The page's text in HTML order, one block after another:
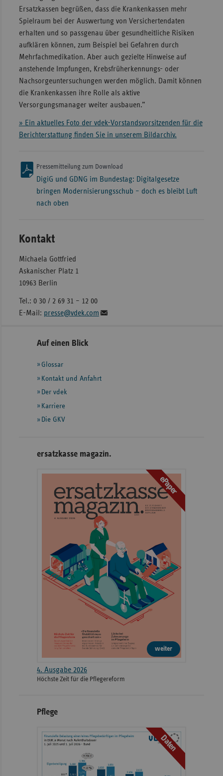
Ersatzkassen begrüßen, dass die Krankenkassen mehr
Spielraum bei der Auswertung von Versichertendaten
erhalten und so passgenau über gesundheitliche Risiken
aufklären können, zum Beispiel bei Gefahren durch
Mehrfachmedikation. Aber auch gezielte Hinweise auf
anstehende Impfungen, Krebsfrüherkennungs- oder
Nachsorgeuntersuchungen werden möglich. Damit können
die Krankenkassen ihre Rolle als aktive
Versorgungsmanager weiter ausbauen.”
» Ein aktuelles Foto der vdek-Vorstandsvorsitzenden für die
Berichterstattung finden Sie in unserem Bildarchiv.
Pressemitteilung zum Download
DigiG und GDNG im Bundestag: Digitalgesetze
bringen Modernisierungsschub – doch es bleibt Luft
nach oben
Kontakt
Michaela Gottfried
Askanischer Platz 1
10963 Berlin
Tel.: 0 30 / 2 69 31 – 12 00
E-Mail: presse@vdek.com
Seitennavigation
Seitenleiste
weiteren
Informationen
Auf einen Blick
Glossar
Kontakt und Anfahrt
Der vdek
Karriere
Die GKV
ersatzkasse magazin.
ePaper
weiter
4. Ausgabe 2026
Höchste Zeit für die Pflegereform
Pflege
Daten